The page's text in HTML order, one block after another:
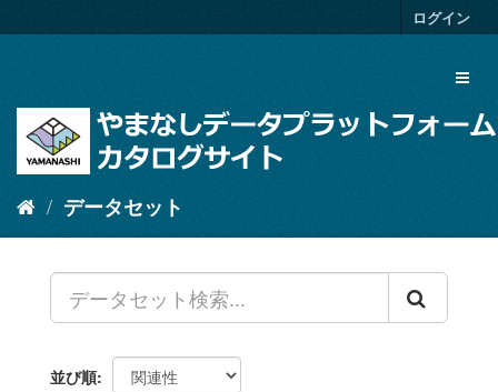
キ
ログイン
データセット
並び順